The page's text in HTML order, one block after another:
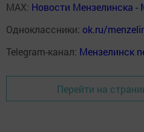
MAX: Новости Мензелинска -
Одноклассники: ok.ru/
Telegram-канал: Мензелинск
Перейти на